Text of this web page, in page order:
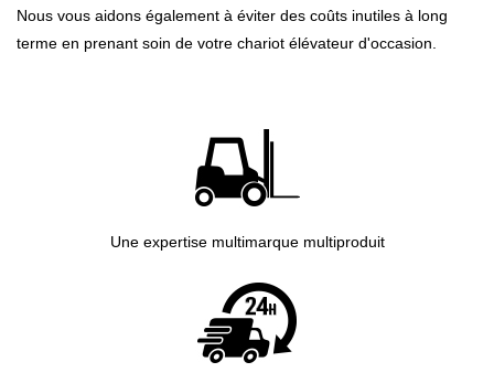
Nous vous aidons également à éviter des coûts inutiles à long
terme en prenant soin de votre chariot élévateur d'occasion.
Une expertise multimarque multiproduit